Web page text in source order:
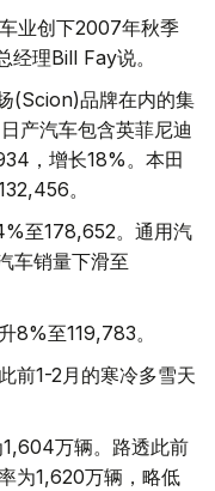
业创下2007年秋季
理Bill Fay说。
(Scion)品牌在内的集
产汽车包含英菲尼迪
，增长18%。本田
。
至178,652。通用汽
车销量下滑至
8%至119,783。
前1-2月的寒冷多雪天
万辆。路透此前
为1,620万辆，略低